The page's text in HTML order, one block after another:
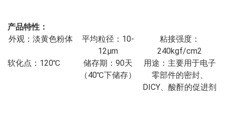
产品特性：
外观：淡黄色粉体
平均粒径：10-
12μm
粘接强度：
240kgf/cm2
软化点：120℃
储存期：90天
（40℃下储存）
用途：主要用于电子
零部件的密封、
DICY、酸酐的促进剂